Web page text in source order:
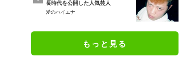
長時代を公開した人気芸人
愛のハイエナ
もっと見る